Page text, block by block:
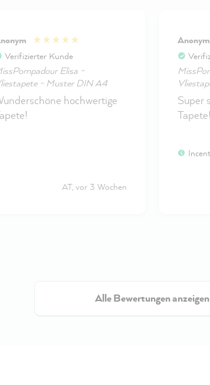
Verifizierter Kunde
Elisa -
- Muster DIN A4
hochwertige
AT, vor 3 Wochen
Anonym
Super
Tapete!
Alle Bewertungen anzeigen